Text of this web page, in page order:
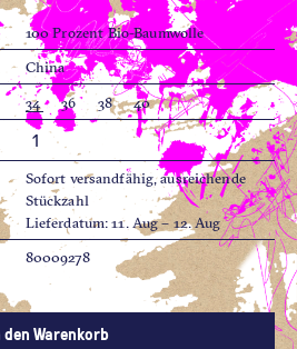
100 Prozent Bio-Baumwolle
China
34 36 38 40
Sofort versandfähig, ausreichende
Stückzahl
Lieferdatum: 11. Aug – 12. Aug
80009278